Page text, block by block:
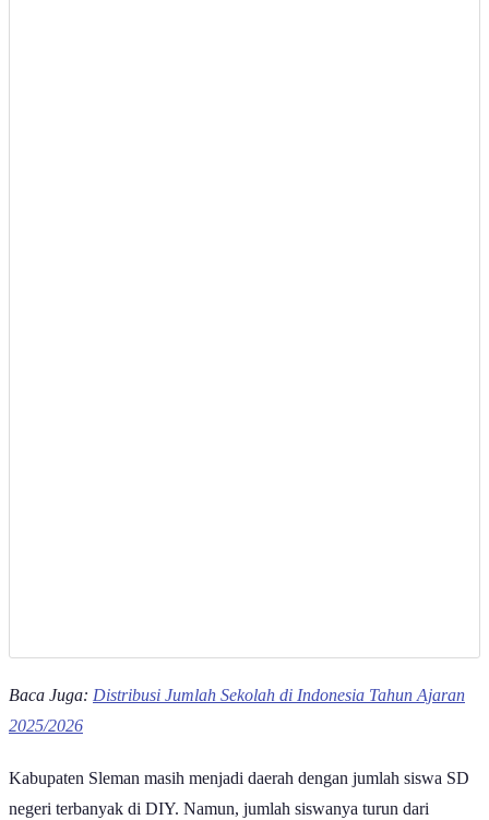
Baca Juga: Distribusi Jumlah Sekolah di Indonesia Tahun Ajaran
2025/2026
Kabupaten Sleman masih menjadi daerah dengan jumlah siswa SD
negeri terbanyak di DIY. Namun, jumlah siswanya turun dari